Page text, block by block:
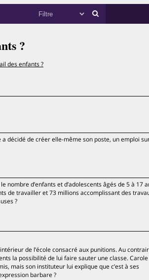
?
des enfants ?
décidé de créer elle-même son poste, un emploi
nombre d’enfants et d’adolescents âgés de 5 à 17
de travailler et 73 millions accomplissant des
?
de l’école consacré aux punitions. Au
la possibilité de lui faire sauter une classe. Carole
mais son instituteur lui explique que c’est à ses
barbare ?